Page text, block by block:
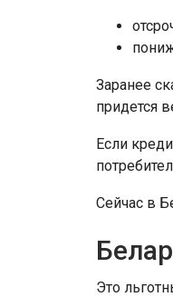
Заранее
придется
Если
Сейчас в
Это